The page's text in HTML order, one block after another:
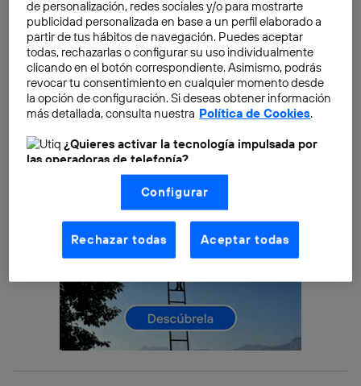
que formas parte de un lugar dónde, probablemente,
haya mucha historia escondida. Y únicamente puedes
descubrirla permaneciendo allí y saliendo a buscarla.
de personalización, redes sociales y/o para mostrarte
publicidad personalizada en base a un perfil elaborado a
partir de tus hábitos de navegación. Puedes aceptar
todas, rechazarlas o configurar su uso individualmente
clicando en el botón correspondiente. Asimismo, podrás
revocar tu consentimiento en cualquier momento desde
la opción de configuración. Si deseas obtener información
más detallada, consulta nuestra Política de Cookies.
¿Quieres activar la tecnología impulsada por
las operadoras de telefonía?
Nosotros, Telefónica S.A., utilizamos la tecnología Utiq para
realizar nuestras acciones de marketing digital o análisis
(como se describe en este aviso de consentimiento)
basadas en tu navegación en nuestra(s) web(s)
aquí(solo cuando utilizas una conexión a
internet habilitada , proporcionada por una de las
operadoras de telefonía participantes, y otorgas tu
La tecnología Utiq está diseñada con la privacidad como
prioridad ofreciéndote elección y control.
La tecnología utiliza un identificador cifrado creado por tu
operadora de telefonía, utilizando tu dirección IP y otra
Configurar
Rechazar todas Aceptar todas